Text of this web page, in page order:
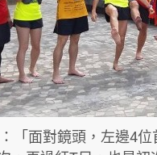
「面對鏡頭，左邊4